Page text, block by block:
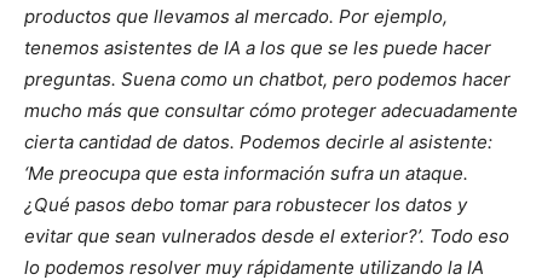
productos que llevamos al mercado. Por ejemplo,
tenemos asistentes de IA a los que se les puede hacer
preguntas. Suena como un chatbot, pero podemos hacer
mucho más que consultar cómo proteger adecuadamente
cierta cantidad de datos. Podemos decirle al asistente:
‘Me preocupa que esta información sufra un ataque.
¿Qué pasos debo tomar para robustecer los datos y
evitar que sean vulnerados desde el exterior?’. Todo eso
lo podemos resolver muy rápidamente utilizando la IA